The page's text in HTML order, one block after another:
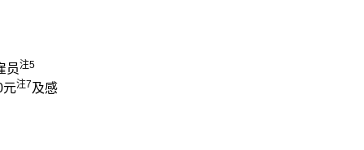
员注5
元注7及感